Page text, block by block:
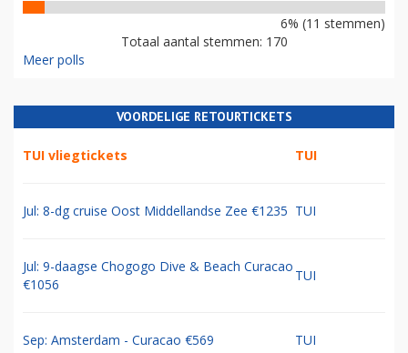
6% (11 stemmen)
Totaal aantal stemmen: 170
Meer polls
VOORDELIGE RETOURTICKETS
TUI vliegtickets TUI
Jul: 8-dg cruise Oost Middellandse Zee €1235 TUI
Jul: 9-daagse Chogogo Dive & Beach Curacao
€1056
TUI
Sep: Amsterdam - Curacao €569 TUI